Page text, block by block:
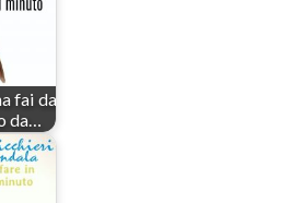
fai da
da…